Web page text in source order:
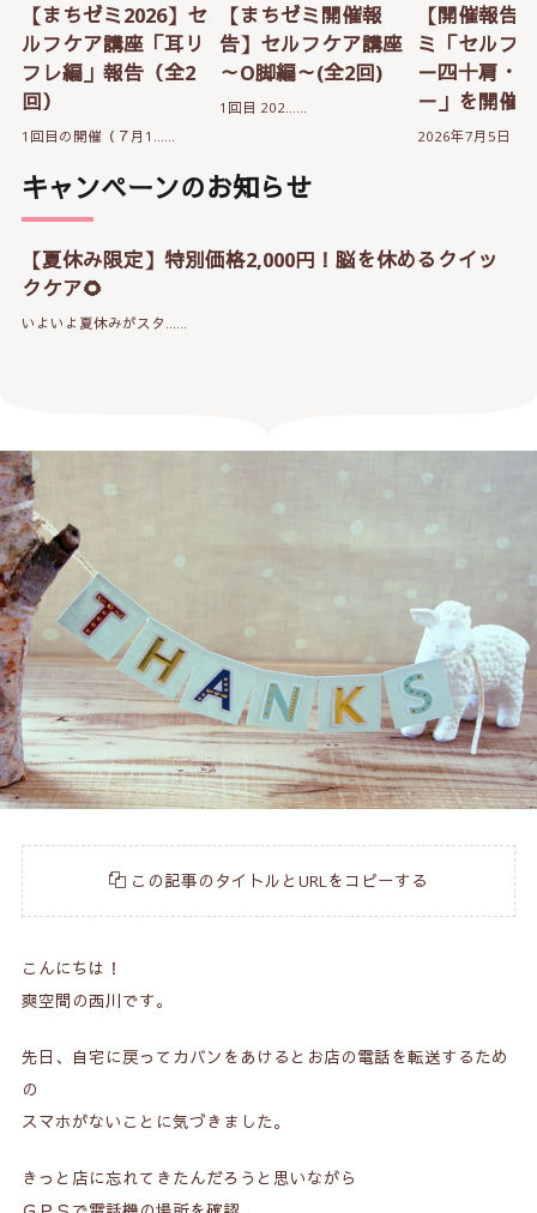
【まちゼミ2026】セ
ルフケア講座「耳リ
フレ編」報告（全2
回）
1回目の開催（７月1……
【まちゼミ開催報
告】セルフケア講座
～O脚編～(全2回)
1回目 202……
【開催報告
ミ「セルフ
－四十肩・
－」を開催
2026年7月5日（
キャンペーンのお知らせ
【夏休み限定】特別価格2,000円！脳を休めるクイッ
クケア🌻
いよいよ夏休みがスタ……
この記事のタイトルとURLをコピーする
こんにちは！
爽空間の西川です。
先日、自宅に戻ってカバンをあけるとお店の電話を転送するため
の
スマホがないことに気づきました。
きっと店に忘れてきたんだろうと思いながら